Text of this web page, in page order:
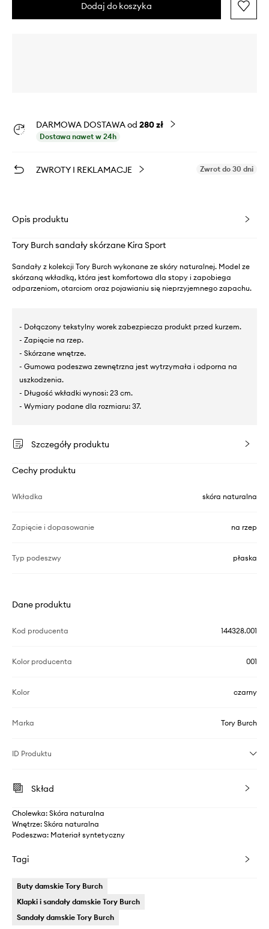
Dodaj do koszyka
DARMOWA DOSTAWA od 280 zł
Dostawa nawet w 24h
ZWROTY I REKLAMACJE Zwrot do 30 dni
Opis produktu
Tory Burch sandały skórzane Kira Sport
Sandały z kolekcji Tory Burch wykonane ze skóry naturalnej. Model ze
skórzaną wkładką, która jest komfortowa dla stopy i zapobiega
odparzeniom, otarciom oraz pojawianiu się nieprzyjemnego zapachu.
- Dołączony tekstylny worek zabezpiecza produkt przed kurzem.
- Zapięcie na rzep.
- Skórzane wnętrze.
- Gumowa podeszwa zewnętrzna jest wytrzymała i odporna na
uszkodzenia.
- Długość wkładki wynosi: 23 cm.
- Wymiary podane dla rozmiaru: 37.
Szczegóły produktu
Cechy produktu
Wkładka skóra naturalna
Zapięcie i dopasowanie na rzep
Typ podeszwy płaska
Dane produktu
Kod producenta 144328.001
Kolor producenta 001
Kolor czarny
Marka Tory Burch
ID Produktu
Skład
Cholewka: Skóra naturalna
Wnętrze: Skóra naturalna
Podeszwa: Materiał syntetyczny
Tagi
Buty damskie Tory Burch
Klapki i sandały damskie Tory Burch
Sandały damskie Tory Burch